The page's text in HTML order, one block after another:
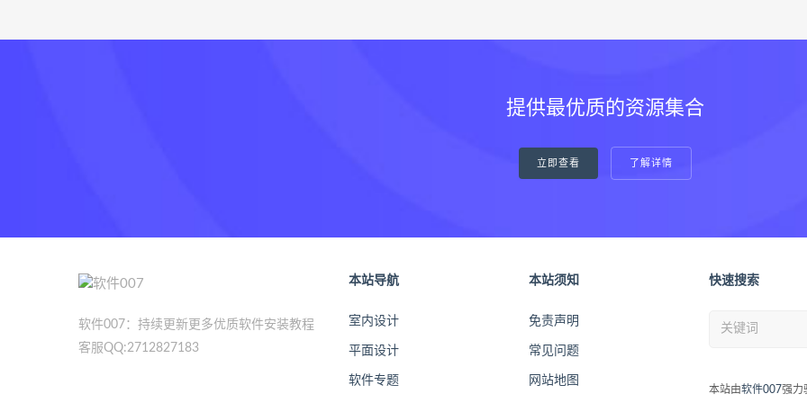
提供最优质的资源集合
立即查看 了解详情
软件007：持续更新更多优质软件安装教程
客服QQ:2712827183
本站导航
室内设计
平面设计
软件专题
本站须知
免责声明
常见问题
网站地图
快速搜索
本站由软件007强力